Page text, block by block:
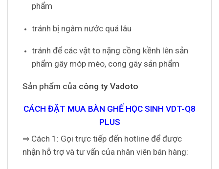
phẩm
tránh bị ngâm nước quá lâu
tránh để các vật to nặng cồng kềnh lên sản
phẩm gây móp méo, cong gãy sản phẩm
Sản phẩm của công ty Vadoto
CÁCH ĐẶT MUA BÀN GHẾ HỌC SINH VDT-Q8
PLUS
⇒ Cách 1: Gọi trực tiếp đến hotline để được
nhận hỗ trợ và tư vấn của nhân viên bán hàng: